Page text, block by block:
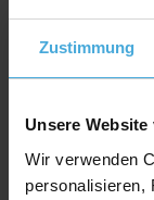
Zustimmung
Unsere
Wir verwenden
personalisieren,
Alle
uns im Hause
Produkt
Größe:3